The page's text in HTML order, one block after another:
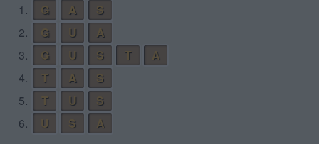
1.
G A
S
2.
G U
A
3.
G U S T
A
4.
T A
S
5.
T U
S
6.
U S
A